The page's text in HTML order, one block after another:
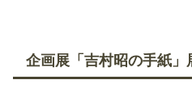
企画展「吉村昭の手紙